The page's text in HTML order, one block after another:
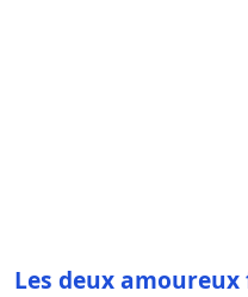
Les deux